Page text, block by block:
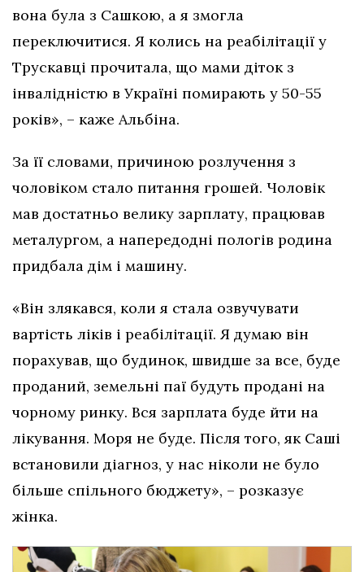
вона була з Сашкою, а я змогла
переключитися. Я колись на реабілітації у
Трускавці прочитала, що мами діток з
інвалідністю в Україні помирають у 50-55
років», – каже Альбіна.
За її словами, причиною розлучення з
чоловіком стало питання грошей. Чоловік
мав достатньо велику зарплату, працював
металургом, а напередодні пологів родина
придбала дім і машину.
«Він злякався, коли я стала озвучувати
вартість ліків і реабілітації. Я думаю він
порахував, що будинок, швидше за все, буде
проданий, земельні паї будуть продані на
чорному ринку. Вся зарплата буде йти на
лікування. Моря не буде. Після того, як Саші
встановили діагноз, у нас ніколи не було
більше спільного бюджету», – розказує
жінка.